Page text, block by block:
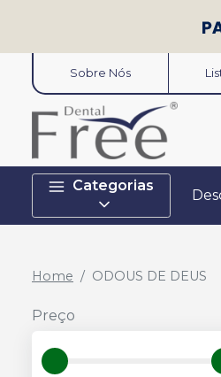
Sobre Nós
Categorias
Home ODOUS DE DEUS
Preço